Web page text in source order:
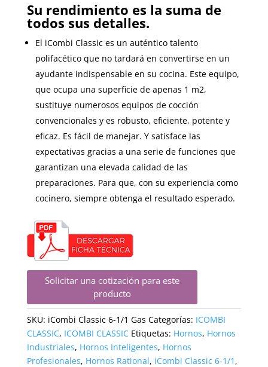
Su rendimiento es la suma de
todos sus detalles.
El iCombi Classic es un auténtico talento
polifacético que no tardará en convertirse en un
ayudante indispensable en su cocina. Este equipo,
que ocupa una superficie de apenas 1 m2,
sustituye numerosos equipos de cocción
convencionales y es robusto, eficiente, potente y
eficaz. Es fácil de manejar. Y satisface las
expectativas gracias a una serie de funciones que
garantizan una elevada calidad de las
preparaciones. Para que, con su experiencia como
cocinero, siempre obtenga el resultado esperado.
Solicitar una cotización para este
producto
SKU: iCombi Classic 6-1/1 Gas Categorías: ICOMBI
CLASSIC, ICOMBI CLASSIC Etiquetas: Hornos, Hornos
Industriales, Hornos Inteligentes, Hornos
Profesionales, Hornos Rational, iCombi Classic 6-1/1 ,